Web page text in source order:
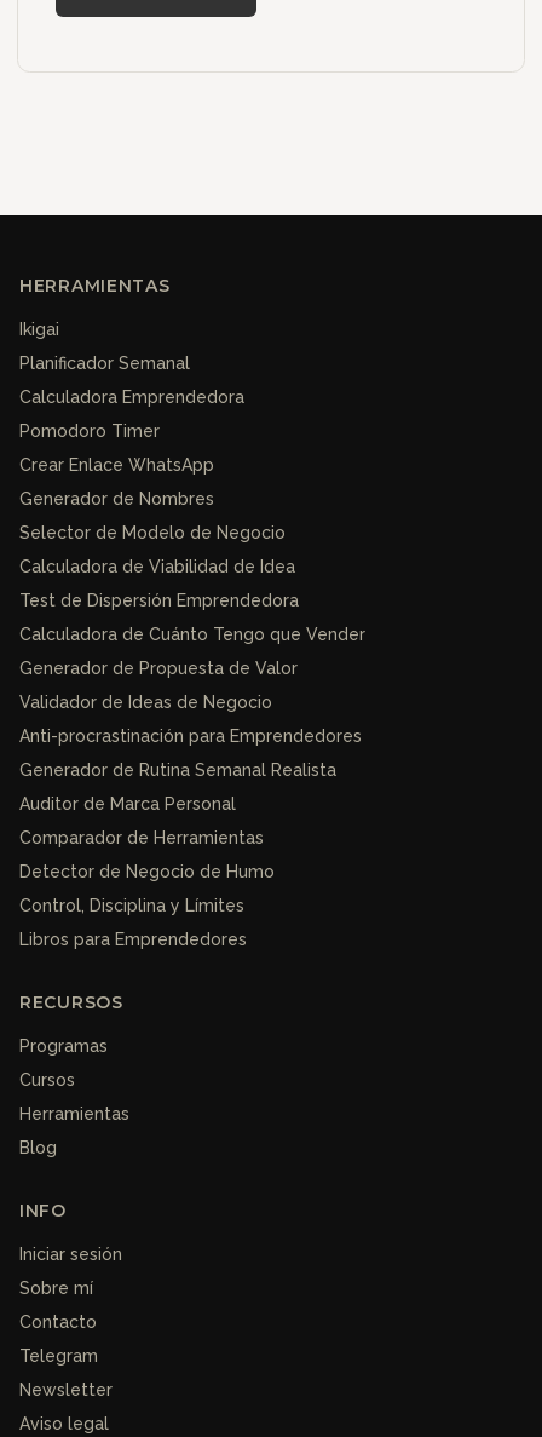
HERRAMIENTAS
Ikigai
Planificador Semanal
Calculadora Emprendedora
Pomodoro Timer
Crear Enlace WhatsApp
Generador de Nombres
Selector de Modelo de Negocio
Calculadora de Viabilidad de Idea
Test de Dispersión Emprendedora
Calculadora de Cuánto Tengo que Vender
Generador de Propuesta de Valor
Validador de Ideas de Negocio
Anti-procrastinación para Emprendedores
Generador de Rutina Semanal Realista
Auditor de Marca Personal
Comparador de Herramientas
Detector de Negocio de Humo
Control, Disciplina y Límites
Libros para Emprendedores
RECURSOS
Programas
Cursos
Herramientas
Blog
INFO
Iniciar sesión
Sobre mí
Contacto
Telegram
Newsletter
Aviso legal